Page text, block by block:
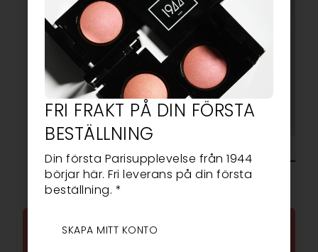
VANLIGA FRÅGOR
FRI FRAKT PÅ DIN FÖRSTA
BESTÄLLNING
Din första Parisupplevelse från 1944
börjar här. Fri leverans på din första
beställning. *
SKAPA MITT KONTO